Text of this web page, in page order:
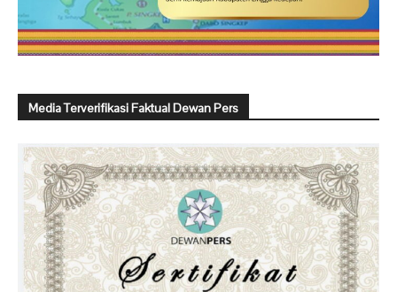
Media Terverifikasi Faktual Dewan Pers